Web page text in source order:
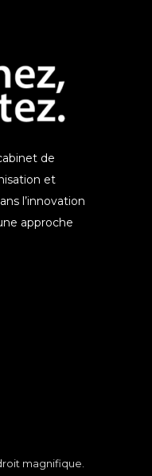
de
et
l’innovation
approche
magnifique.